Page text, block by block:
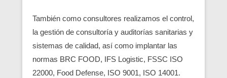
También como consultores realizamos el control,
la gestión de consultoría y auditorías sanitarias y
sistemas de calidad, así como implantar las
normas BRC FOOD, IFS Logistic, FSSC ISO
22000, Food Defense, ISO 9001, ISO 14001.